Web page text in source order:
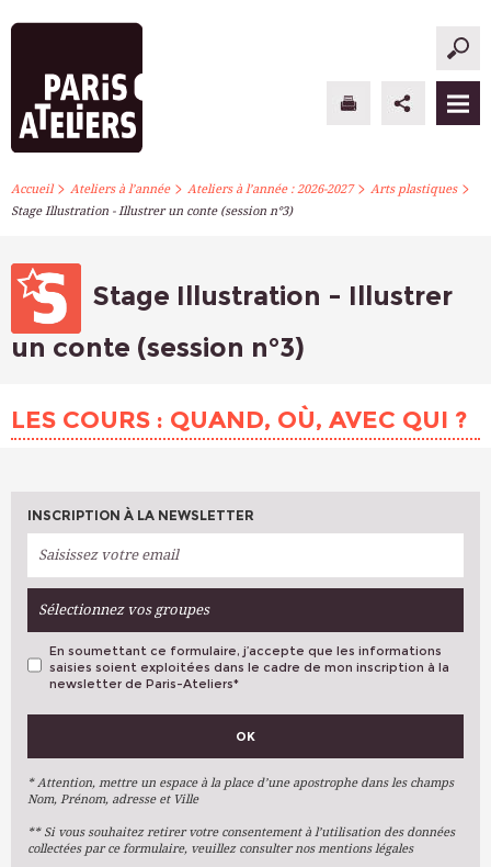
PARIS ATELIERS
ATELIERS À L’ANNÉE
STAGES PONCTUELS
S’INSCRIRE
Accueil> Ateliers à l’année> Ateliers à l’année : 2026-2027> Arts plastiques>
Stage Illustration - Illustrer un conte (session n°3)
Stage Illustration - Illustrer
un conte (session n°3)
LES COURS : QUAND, OÙ, AVEC QUI ?
INSCRIPTION À LA NEWSLETTER
Sélectionnez vos groupes
VOS PRÉFÉRENCES
Arts Plastiques
Arts Du Texte
Arts Numériques
En soumettant ce formulaire, j’accepte que les informations
saisies soient exploitées dans le cadre de mon inscription à la
newsletter de Paris-Ateliers*
OK
* Attention, mettre un espace à la place d’une apostrophe dans les champs
Nom, Prénom, adresse et Ville
** Si vous souhaitez retirer votre consentement à l’utilisation des données
collectées par ce formulaire, veuillez consulter nos mentions légales